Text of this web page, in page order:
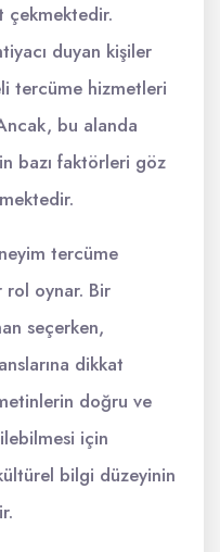
çekmektedir.
duyan kişiler
tercüme hizmetleri
bu alanda
bazı faktörleri göz
tercüme
rol oynar. Bir
seçerken,
dikkat
doğru ve
için
bilgi düzeyinin